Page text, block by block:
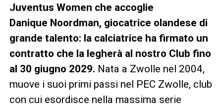
Juventus Women che accoglie
Danique Noordman, giocatrice olandese di
grande talento: la calciatrice ha firmato un
contratto che la legherà al nostro Club fino
al 30 giugno 2029. Nata a Zwolle nel 2004,
muove i suoi primi passi nel PEC Zwolle, club
con cui esordisce nella massima serie